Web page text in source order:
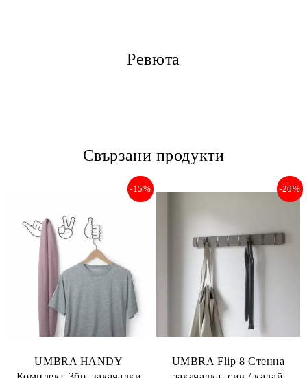
Ревюта
Свързани продукти
UMBRA HANDY
-15%
UMBRA Flip 8 Стенна
-20%